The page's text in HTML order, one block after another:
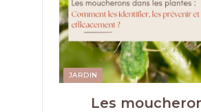
JARDIN
Les